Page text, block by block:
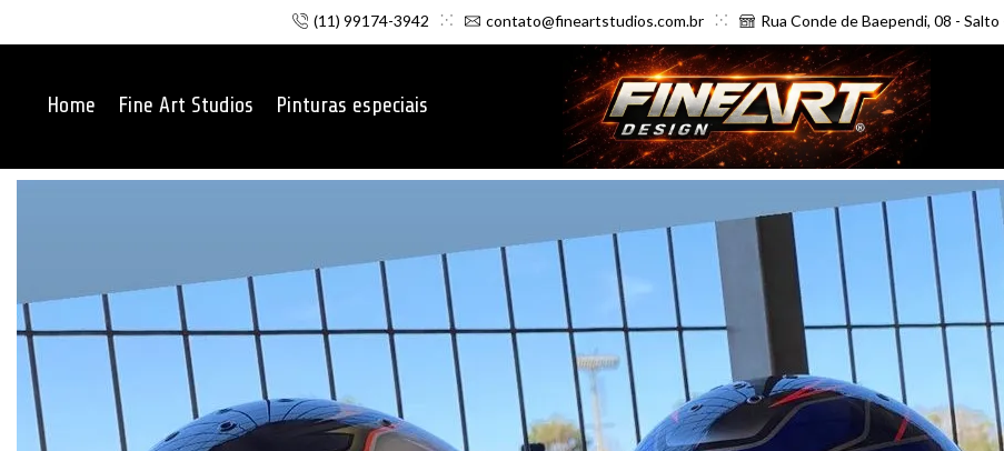
(11) 99174-3942 contato@fineartstudios.com.br Rua Conde de Baependi, 08 -
Home Fine Art Studios Pinturas especiais